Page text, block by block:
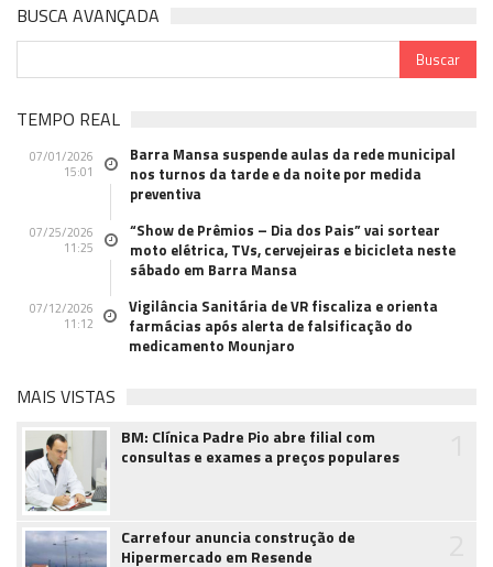
BUSCA AVANÇADA
TEMPO REAL
07/01/2026
15:01
Barra Mansa suspende aulas da rede municipal
nos turnos da tarde e da noite por medida
preventiva
07/25/2026
11:25
“Show de Prêmios – Dia dos Pais” vai sortear
moto elétrica, TVs, cervejeiras e bicicleta neste
sábado em Barra Mansa
07/12/2026
11:12
Vigilância Sanitária de VR fiscaliza e orienta
farmácias após alerta de falsificação do
medicamento Mounjaro
MAIS VISTAS
BM: Clínica Padre Pio abre filial com
consultas e exames a preços populares
Carrefour anuncia construção de
Hipermercado em Resende